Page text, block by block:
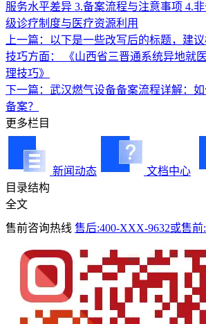
服务水平差异 3.备案流程与注意事项 4.
级诊疗制度与医疗资源利用
上一篇：以下是一些改写后的标题，建
技巧方面： 《山西省三晋通系统异地就
理技巧》
下一篇：武汉燃气设备备案流程详解：
备案？
更多栏目
新闻动态 文档中心
目录结构
全文
售前咨询热线 售后:400-XXX-9632或售